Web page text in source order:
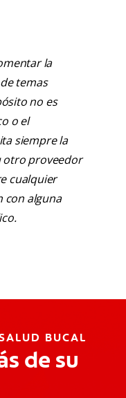
la
temas
no es
o el
siempre la
otro proveedor
cualquier
con alguna
BUCAL
de su